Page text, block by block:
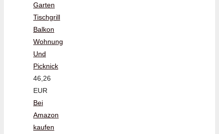
Garten
Tischgrill
Balkon
Wohnung
Und
Picknick
46,26
EUR
Bei
Amazon
kaufen